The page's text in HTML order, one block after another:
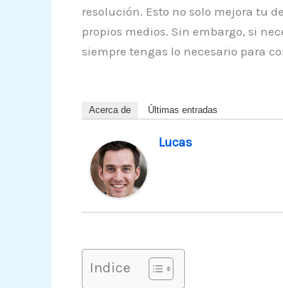
resolución. Esto no solo mejora tu
propios medios. Sin embargo, si
siempre tengas lo necesario para
Acerca de Últimas entradas
Lucas
Indice